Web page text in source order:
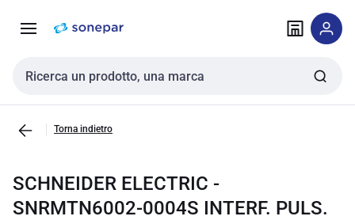
navigazione alla
Cerca input
Torna indietro
SCHNEIDER ELECTRIC -
SNRMTN6002-0004S INTERF. PULS.